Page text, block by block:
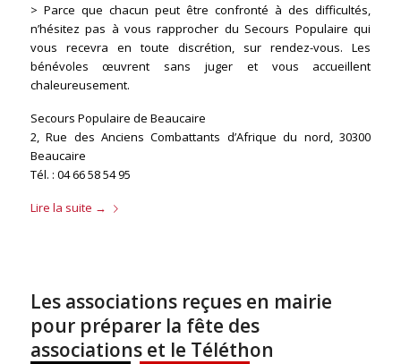
> Parce que chacun peut être confronté à des difficultés,
n’hésitez pas à vous rapprocher du Secours Populaire qui
vous recevra en toute discrétion, sur rendez-vous. Les
bénévoles œuvrent sans juger et vous accueillent
chaleureusement.
Secours Populaire de Beaucaire
2, Rue des Anciens Combattants d’Afrique du nord, 30300
Beaucaire
Tél. : 04 66 58 54 95
Lire la suite →
Les associations reçues en mairie
pour préparer la fête des
associations et le Téléthon